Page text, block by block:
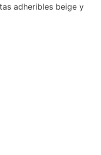
adheribles beige y